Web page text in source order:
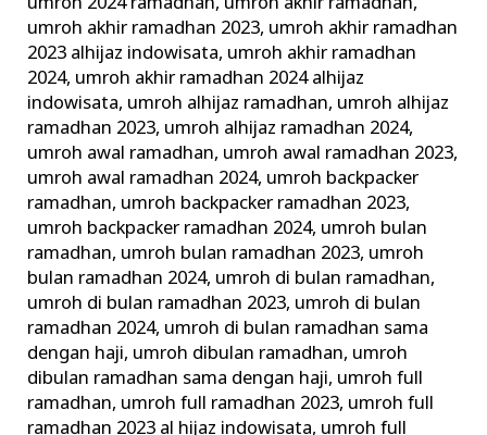
umroh akhir ramadhan 2023, umroh akhir ramadhan
2023 alhijaz indowisata, umroh akhir ramadhan
2024, umroh akhir ramadhan 2024 alhijaz
indowisata, umroh alhijaz ramadhan, umroh alhijaz
ramadhan 2023, umroh alhijaz ramadhan 2024,
umroh awal ramadhan, umroh awal ramadhan 2023,
umroh awal ramadhan 2024, umroh backpacker
ramadhan, umroh backpacker ramadhan 2023,
umroh backpacker ramadhan 2024, umroh bulan
ramadhan, umroh bulan ramadhan 2023, umroh
bulan ramadhan 2024, umroh di bulan ramadhan,
umroh di bulan ramadhan 2023, umroh di bulan
ramadhan 2024, umroh di bulan ramadhan sama
dengan haji, umroh dibulan ramadhan, umroh
dibulan ramadhan sama dengan haji, umroh full
ramadhan, umroh full ramadhan 2023, umroh full
ramadhan 2023 al hijaz indowisata, umroh full